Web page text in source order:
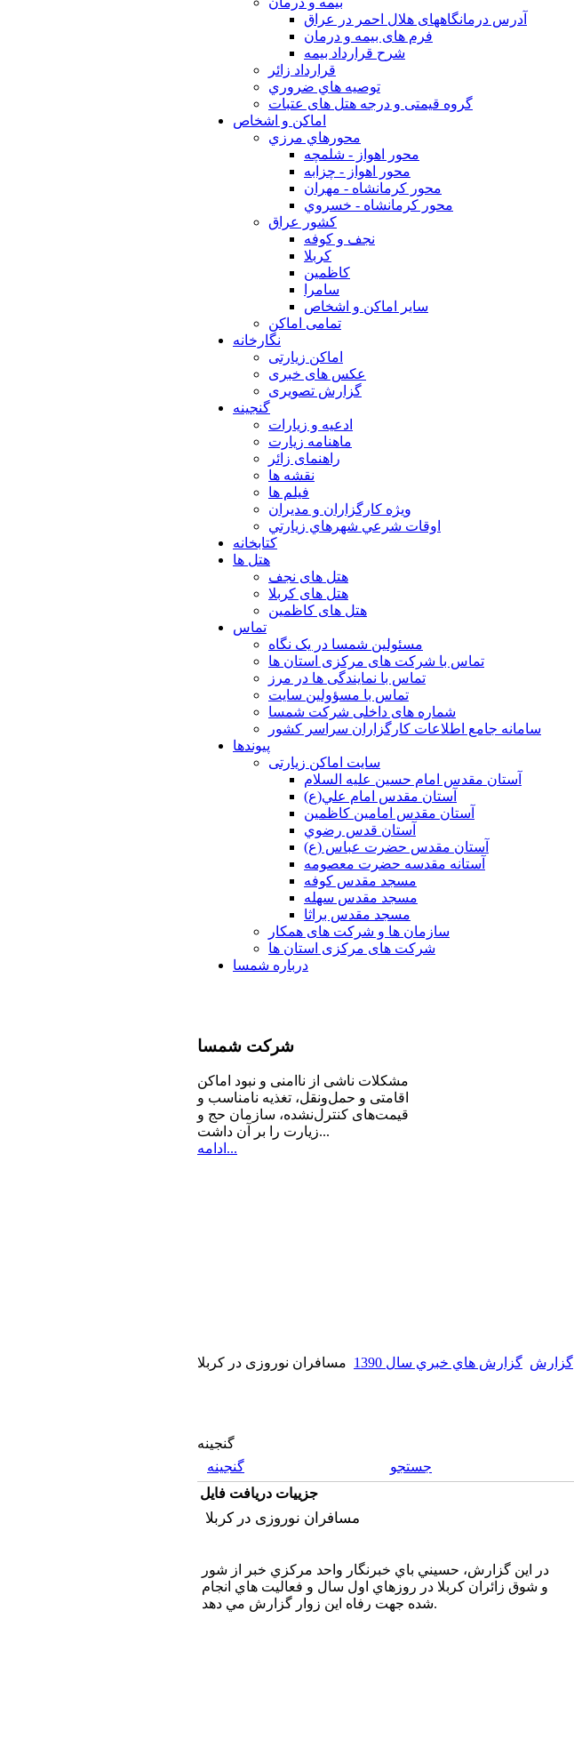
آدرس درمانگاههای هلال احمر در عراق
فرم های بیمه و درمان
شرح قرارداد بیمه
قرارداد زائر
توصيه هاي ضروري
گروه قیمتی و درجه هتل های عتبات
اماکن و اشخاص
محورهاي مرزي
محور اهواز - شلمچه
محور اهواز - چزابه
محور كرمانشاه - مهران
محور كرمانشاه - خسروي
كشور عراق
نجف و كوفه
كربلا
كاظمين
سامرا
ساير اماكن و اشخاص
تمامی اماکن
نگارخانه
اماکن زیارتی
عکس های خبری
گزارش تصویری
گنجینه
ادعیه و زیارات
ماهنامه زیارت
راهنمای زائر
نقشه ها
فیلم ها
ويژه كارگزاران و مديران
اوقات شرعي شهرهاي زيارتي
کتابخانه
هتل ها
هتل های نجف
هتل های کربلا
هتل های کاظمین
تماس
مسئولین شمسا در یک نگاه
تماس با شرکت های مرکزی استان ها
تماس با نمایندگی ها در مرز
تماس با مسؤولین سایت
شماره های داخلی شرکت شمسا
سامانه جامع اطلاعات کارگزاران سراسر کشور
پیوندها
سایت اماکن زیارتی
آستان مقدس امام حسين عليه السلام
آستان مقدس امام علي(ع)
آستان مقدس امامين كاظمين
آستان قدس رضوي
آستان مقدس حضرت عباس (ع)
آستانه مقدسه حضرت معصومه
مسجد مقدس كوفه
مسجد مقدس سهله
مسجد مقدس براثا
سازمان ها و شرکت های همکار
شرکت های مرکزی استان ها
درباره شمسا
شرکت شمسا
مشكلات ناشی از ناامنی و نبود اماكن
اقامتی و حمل‌ونقل، تغذیه‌ نامناسب و
قیمت‌های كنترل‌نشده، سازمان حج و
زیارت را بر آن داشت...
ادامه...
گزارش گزارش هاي خبري سال 1390 مسافران نوروزی در کربلا
گنجینه
گنجینه
جستجو
جزییات دریافت فایل
در اين گزارش، حسيني باي خبرنگار واحد مركزي خبر از شور
و شوق زائران كربلا در روزهاي اول سال و فعاليت هاي انجام
شده جهت رفاه اين زوار گزارش مي دهد.